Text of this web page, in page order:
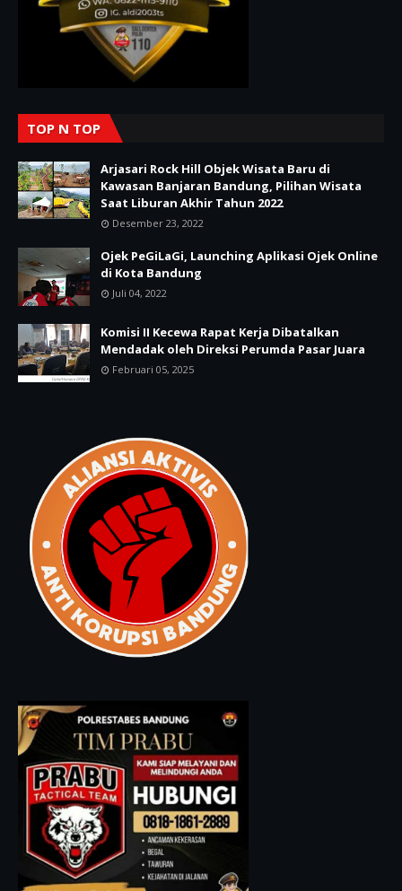
TOP N TOP
Arjasari Rock Hill Objek Wisata Baru di
Kawasan Banjaran Bandung, Pilihan Wisata
Saat Liburan Akhir Tahun 2022
Desember 23, 2022
Ojek PeGiLaGi, Launching Aplikasi Ojek Online
di Kota Bandung
Juli 04, 2022
Komisi II Kecewa Rapat Kerja Dibatalkan
Mendadak oleh Direksi Perumda Pasar Juara
Februari 05, 2025